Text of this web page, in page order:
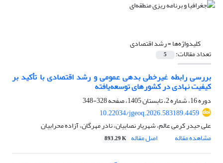
کلیدواژه‌ها =رشد اقتصادی
تعداد مقالات: 5
بررسی رابطه غیرخطی بدهی عمومی و رشد اقتصادی با تأکید بر
کیفیت نهادی در کشورهای توسعه‌یافته
دوره 16، شماره 2، تابستان 1405، صفحه
328-348
10.22034/jgeoq.2026.583189.4459
علی حیدر کرمی عالم، شهریار نصابیان، نادر مهرگان، آزاده محرابیان
مشاهده مقاله
اصل مقاله 893.29 K